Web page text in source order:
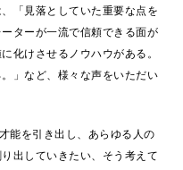
「見落としていた重要な点を
ターが一流で信頼できる面が
化けさせるノウハウがある。
」など、様々な声をいただい
能を引き出し、あらゆる人の
出していきたい、そう考えて